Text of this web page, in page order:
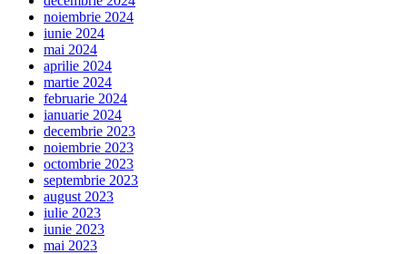
noiembrie 2024
iunie 2024
mai 2024
aprilie 2024
martie 2024
februarie 2024
ianuarie 2024
decembrie 2023
noiembrie 2023
octombrie 2023
septembrie 2023
august 2023
iulie 2023
iunie 2023
mai 2023